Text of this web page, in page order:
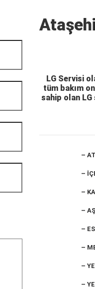
LG Servisi
tüm bakım
sahip olan
–
–
–
–
–
–
–
–